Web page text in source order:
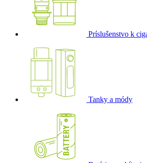
Príslušenstvo k
Tanky a módy